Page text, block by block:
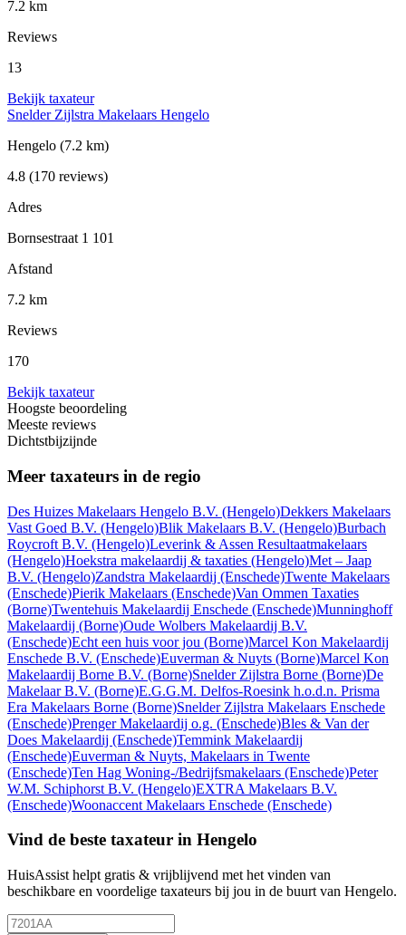
7.2 km
Reviews
13
Bekijk taxateur
Snelder Zijlstra Makelaars Hengelo
Hengelo (7.2 km)
4.8 (170 reviews)
Adres
Bornsestraat 1 101
Afstand
7.2 km
Reviews
170
Bekijk taxateur
Hoogste beoordeling
Meeste reviews
Dichtstbijzijnde
Meer taxateurs in de regio
Des Huizes Makelaars Hengelo B.V. (Hengelo)Dekkers Makelaars
Vast Goed B.V. (Hengelo)Blik Makelaars B.V. (Hengelo)Burbach
Roycroft B.V. (Hengelo)Leverink & Assen Resultaatmakelaars
(Hengelo)Hoekstra makelaardij & taxaties (Hengelo)Met – Jaap
B.V. (Hengelo)Zandstra Makelaardij (Enschede)Twente Makelaars
(Enschede)Pierik Makelaars (Enschede)Van Ommen Taxaties
(Borne)Twentehuis Makelaardij Enschede (Enschede)Munninghoff
Makelaardij (Borne)Oude Wolbers Makelaardij B.V.
(Enschede)Echt een huis voor jou (Borne)Marcel Kon Makelaardij
Enschede B.V. (Enschede)Euverman & Nuyts (Borne)Marcel Kon
Makelaardij Borne B.V. (Borne)Snelder Zijlstra Borne (Borne)De
Makelaar B.V. (Borne)E.G.G.M. Delfos-Roesink h.o.d.n. Prisma
Era Makelaars Borne (Borne)Snelder Zijlstra Makelaars Enschede
(Enschede)Prenger Makelaardij o.g. (Enschede)Bles & Van der
Does Makelaardij (Enschede)Temmink Makelaardij
(Enschede)Euverman & Nuyts, Makelaars in Twente
(Enschede)Ten Hag Woning-/Bedrijfsmakelaars (Enschede)Peter
W.M. Schiphorst B.V. (Hengelo)EXTRA Makelaars B.V.
(Enschede)Woonaccent Makelaars Enschede (Enschede)
Vind de beste taxateur in Hengelo
HuisAssist helpt gratis & vrijblijvend met het vinden van
beschikbare en voordelige taxateurs bij jou in de buurt van Hengelo.